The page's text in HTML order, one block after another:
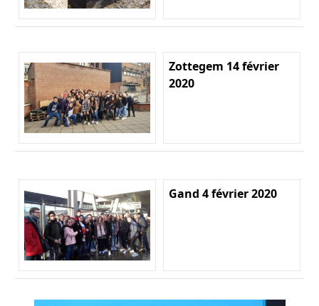
Zottegem 14 février
2020
Gand 4 février 2020